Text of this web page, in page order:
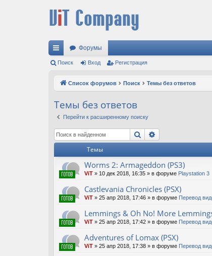
с
Форумы
Поиск Вход Регистрация
Список форумов Поиск Темы без ответов
Темы без ответов
Перейти к расширенному поиску
Поиск
Темы
Worms 2: Armageddon (PS3)
ViT » 10 дек 2018, 16:35 » в форуме Playstation 3
Castlevania Chronicles (PSX)
ViT » 25 апр 2018, 17:46 » в форуме Перевод
Lemmings & Oh No! More
ViT » 25 апр 2018, 17:42 » в форуме Перевод
Adventures of Lomax (PSX)
ViT » 25 апр 2018, 17:38 » в форуме Перевод